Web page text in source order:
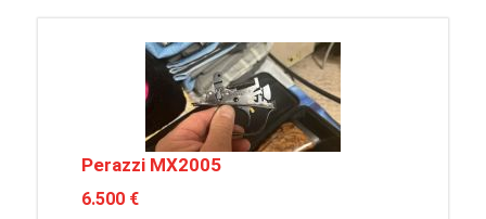
Perazzi MX2005
6.500 €